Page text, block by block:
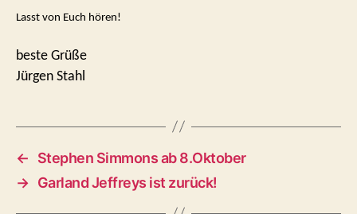
Lasst von Euch hören!
beste Grüße
Jürgen Stahl
←
Stephen Simmons ab 8.Oktober
→ Garland Jeffreys ist zurück!